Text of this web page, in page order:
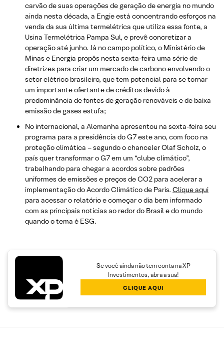
carvão de suas operações de geração de energia no mundo
ainda nesta década, a Engie está concentrando esforços na
venda da sua última termelétrica que utiliza essa fonte, a
Usina Termelétrica Pampa Sul, e prevê concretizar a
operação até junho. Já no campo político, o Ministério de
Minas e Energia propôs nesta sexta-feira uma série de
diretrizes para criar um mercado de carbono envolvendo o
setor elétrico brasileiro, que tem potencial para se tornar
um importante ofertante de créditos devido à
predominância de fontes de geração renováveis e de baixa
emissão de gases estufa;
No internacional, a Alemanha apresentou na sexta-feira seu
programa para a presidência do G7 este ano, com foco na
proteção climática – segundo o chanceler Olaf Scholz, o
país quer transformar o G7 em um “clube climático”,
trabalhando para chegar a acordos sobre padrões
uniformes de emissões e preços de CO2 para acelerar a
implementação do Acordo Climático de Paris. Clique aqui
para acessar o relatório e começar o dia bem informado
com as principais notícias ao redor do Brasil e do mundo
quando o tema é ESG.
Se você ainda não tem conta na XP
Investimentos, abra a sua!
CLIQUE AQUI